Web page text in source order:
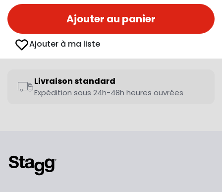
Ajouter au panier
Ajouter à ma liste
Livraison standard
Expédition sous 24h-48h heures ouvrées